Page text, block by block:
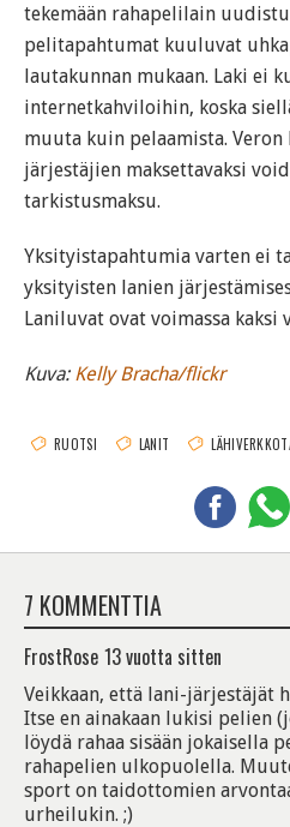
tekemään rahapelilain
pelitapahtumat kuuluvat
lautakunnan mukaan. Laki ei
internetkahviloihin, koska
muuta kuin pelaamista.
järjestäjien maksettavaksi
tarkistusmaksu.
Yksityistapahtumia varten ei
yksityisten lanien
Laniluvat ovat voimassa kaksi
Kuva: Kelly Bracha/flickr
RUOTSI LANIT
7 KOMMENTTIA
FrostRose 13 vuotta sitten
Veikkaan, että lani-järjestäjät
Itse en ainakaan lukisi pelien
löydä rahaa sisään jokaisella
rahapelien ulkopuolella.
sport on taidottomien
urheilukin. ;)